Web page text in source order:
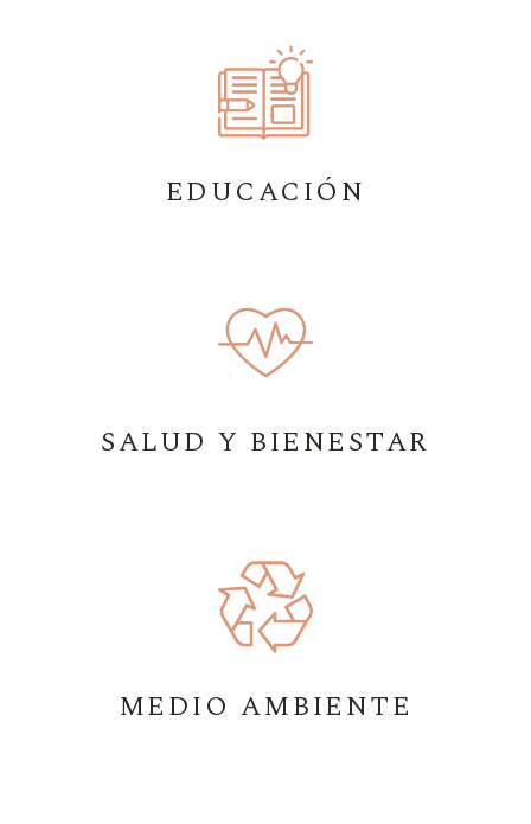
EDUCACIÓN
SALUD Y BIENESTAR
MEDIO AMBIENTE